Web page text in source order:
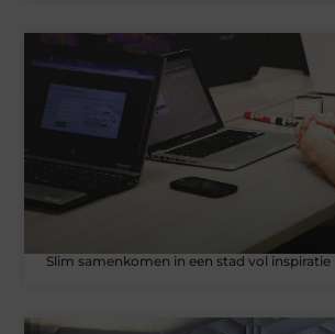
Slim samenkomen in een stad vol inspiratie